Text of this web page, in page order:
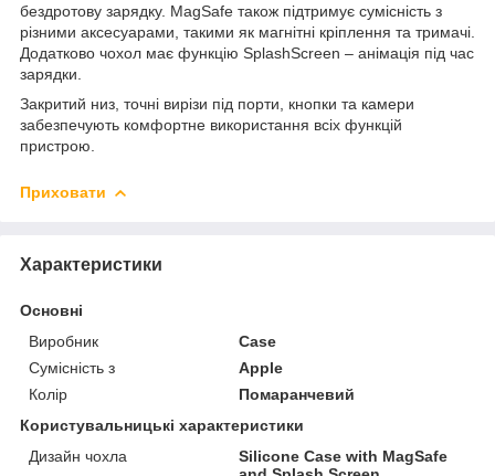
бездротову зарядку. MagSafe також підтримує сумісність з
різними аксесуарами, такими як магнітні кріплення та тримачі.
Додатково чохол має функцію SplashScreen – анімація під час
зарядки.
Закритий низ, точні вирізи під порти, кнопки та камери
забезпечують комфортне використання всіх функцій
пристрою.
Приховати
Характеристики
Основні
Виробник
Case
Сумісність з
Apple
Колір
Помаранчевий
Користувальницькі характеристики
Дизайн чохла
Silicone Case with MagSafe